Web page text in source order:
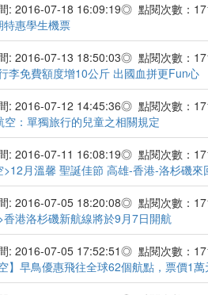
2016-07-18 16:09:19◎ 點閱次數：
特惠學生機票
2016-07-13 18:50:03◎ 點閱次數：
李免費額度增10公斤 出國血拼更Fun心
2016-07-12 14:45:36◎ 點閱次數：
空：單獨旅行的兒童之相關規定
2016-07-11 16:08:19◎ 點閱次數：
>12月溫馨 聖誕佳節 高雄-香港-洛杉磯來
2016-07-05 18:20:08◎ 點閱次數：
香港洛杉磯新航線將於9月7日開航
2016-07-05 17:52:51◎ 點閱次數：
】早鳥優惠飛往全球62個航點，票價1萬